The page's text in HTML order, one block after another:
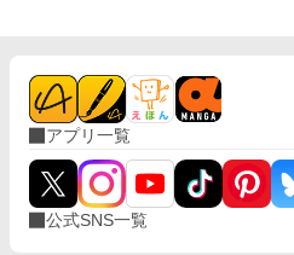
アプリ一覧
公式SNS一覧